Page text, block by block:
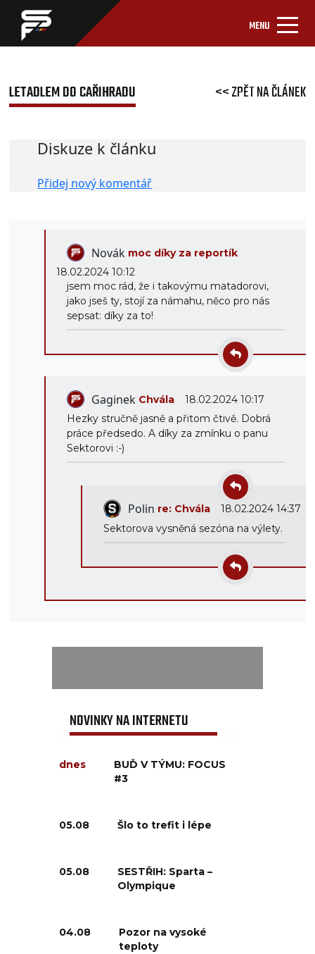
MENU
LETADLEM DO CAŘIHRADU << ZPĚT NA ČLÁNEK
Diskuze k článku
Přidej nový komentář
Novák moc díky za reportík
18.02.2024 10:12
jsem moc rád, že i takovýmu matadorovi,
jako jseš ty, stojí za námahu, něco pro nás
sepsat: díky za to!
Gaginek Chvála
18.02.2024 10:17
Hezky stručně jasně a přitom čtivě. Dobrá
práce předsedo. A díky za zmínku o panu
Sektorovi :-)
Polin re: Chvála
18.02.2024 14:37
Sektorova vysněná sezóna na výlety.
NOVINKY NA INTERNETU
dnes
BUĎ V TÝMU: FOCUS
#3
05.08 Šlo to trefit i lépe
05.08
SESTŘIH: Sparta –
Olympique
04.08
Pozor na vysoké
teploty